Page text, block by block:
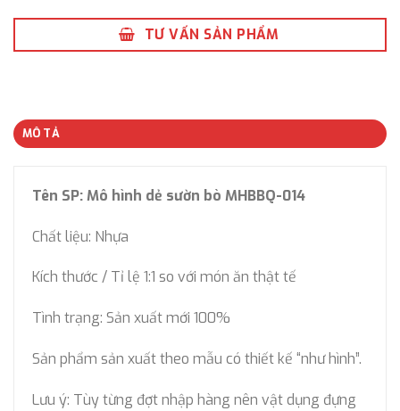
TƯ VẤN SẢN PHẨM
MÔ TẢ
Tên SP: Mô hình dẻ sườn bò MHBBQ-014
Chất liệu: Nhựa
Kích thước / Tỉ lệ 1:1 so với món ăn thật tế
Tình trạng: Sản xuất mới 100%
Sản phẩm sản xuất theo mẫu có thiết kế “như hình”.
Lưu ý: Tùy từng đợt nhập hàng nên vật dụng đựng